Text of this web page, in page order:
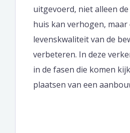
uitgevoerd, niet alleen
huis kan verhogen, maar
levenskwaliteit van de
verbeteren. In deze
in de fasen die komen
plaatsen van een